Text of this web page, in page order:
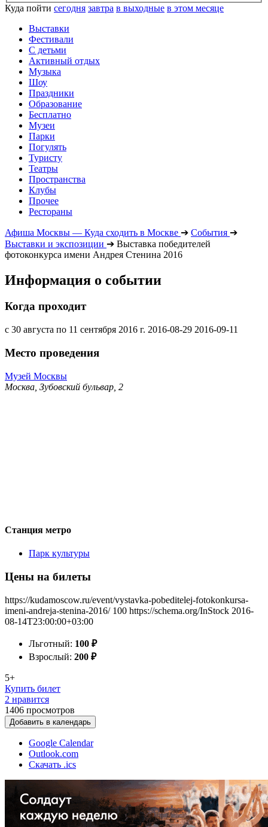
Куда пойти сегодня завтра в выходные в этом месяце
Выставки
Фестивали
С детьми
Активный отдых
Музыка
Шоу
Праздники
Образование
Бесплатно
Музеи
Парки
Погулять
Туристу
Театры
Пространства
Клубы
Прочее
Рестораны
Афиша Москвы — Куда сходить в Москве ➔ События ➔
Выставки и экспозиции ➔ Выставка победителей
фотоконкурса имени Андрея Стенина 2016
Информация о событии
Когда проходит
с 30 августа по 11 сентября 2016 г. 2016-08-29 2016-09-11
Место проведения
Музей Москвы
Москва, Зубовский бульвар, 2
Станция метро
Парк культуры
Цены на билеты
https://kudamoscow.ru/event/vystavka-pobeditelej-fotokonkursa-
imeni-andreja-stenina-2016/ 100 https://schema.org/InStock 2016-
08-14T23:00:00+03:00
Льготный: 100 ₽
Взрослый: 200 ₽
5+
Купить билет
2 нравится
1406 просмотров
Добавить в календарь
Google Calendar
Outlook.com
Скачать .ics